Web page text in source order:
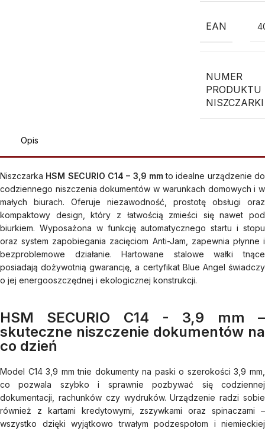
EAN
NUMER
PRODUKTU
NISZCZARKI
Opis
Niszczarka HSM SECURIO C14 – 3,9 mmto idealne urządzenie do
codziennego niszczenia dokumentów w warunkach domowych i w
małych biurach. Oferuje niezawodność, prostotę obsługi oraz
kompaktowy design, który z łatwością zmieści się nawet pod
biurkiem. Wyposażona w funkcję automatycznego startu i stopu
oraz system zapobiegania zacięciom Anti-Jam, zapewnia płynne i
bezproblemowe działanie. Hartowane stalowe wałki tnące
posiadają dożywotnią gwarancję, a certyfikat Blue Angel świadczy
o jej energooszczędnej i ekologicznej konstrukcji.
HSM SECURIO C14 - 3,9 mm –
skuteczne niszczenie dokumentów na
co dzień
Model C14 3,9 mm tnie dokumenty na paski o szerokości 3,9 mm,
co pozwala szybko i sprawnie pozbywać się codziennej
dokumentacji, rachunków czy wydruków. Urządzenie radzi sobie
również z kartami kredytowymi, zszywkami oraz spinaczami –
wszystko dzięki wyjątkowo trwałym podzespołom i niemieckiej